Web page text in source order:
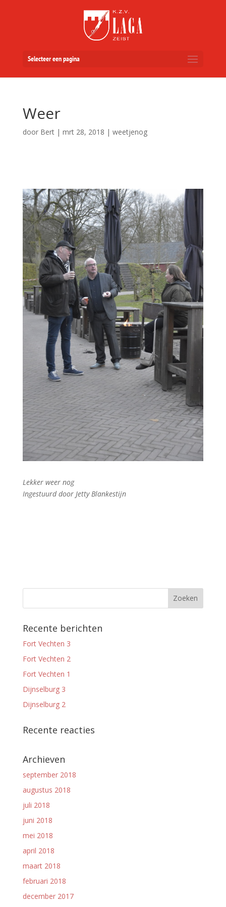
Selecteer een pagina
Weer
door Bert| mrt 28, 2018 | weetjenog
Lekker weer nog
Ingestuurd door Jetty Blankestijn
Recente berichten
Fort Vechten 3
Fort Vechten 2
Fort Vechten 1
Dijnselburg 3
Dijnselburg 2
Recente reacties
Archieven
september 2018
augustus 2018
juli 2018
juni 2018
mei 2018
april 2018
maart 2018
februari 2018
december 2017